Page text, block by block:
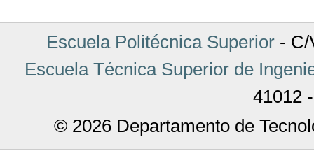
Escuela Politécnica Superior- C/
Escuela Técnica Superior de
41012
© 2026 Departamento de